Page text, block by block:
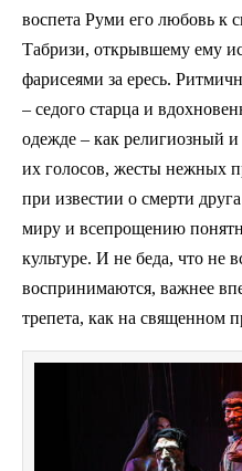
воспета Руми его любовь к
Табризи, открывшему ему
фарисеями за ересь.
– седого старца и
одежде – как религиозный
их голосов, жесты нежных
при известии о смерти
миру и всепрощению
культуре. И не беда, что не
воспринимаются, важнее
трепета, как на священном